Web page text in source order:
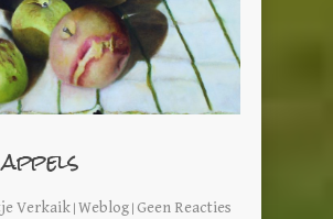
Verkaik Weblog Geen Reacties